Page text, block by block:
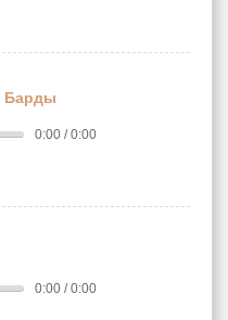
Барды
0:00 / 0:00
0:00 / 0:00